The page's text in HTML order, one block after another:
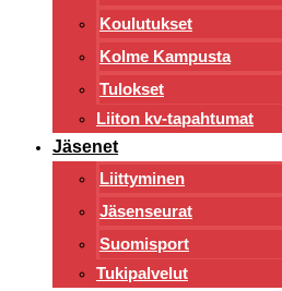
Koulutukset
Kolme Kampusta
Tulokset
Liiton kv-tapahtumat
Jäsenet
Liittyminen
Jäsenseurat
Suomisport
Tukipalvelut